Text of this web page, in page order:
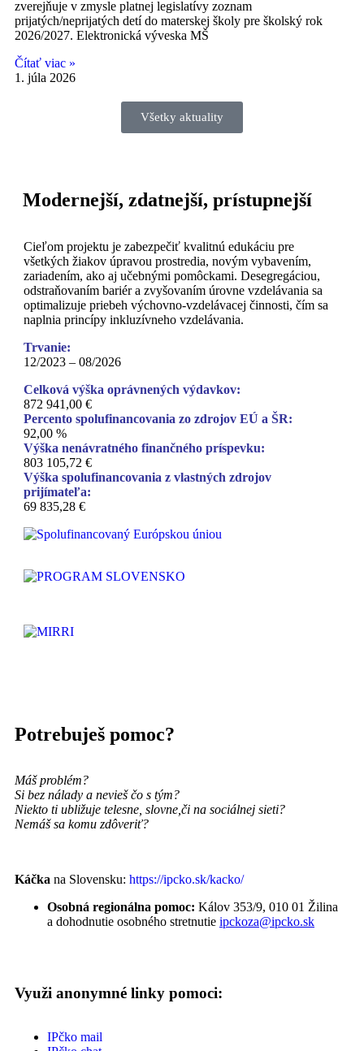
zverejňuje v zmysle platnej legislatívy zoznam
prijatých/neprijatých detí do materskej školy pre školský rok
2026/2027. Elektronická výveska MŠ
Čítať viac »
1. júla 2026
Všetky aktuality
Modernejší, zdatnejší, prístupnejší
Cieľom projektu je zabezpečiť kvalitnú edukáciu pre
všetkých žiakov úpravou prostredia, novým vybavením,
zariadením, ako aj učebnými pomôckami. Desegregáciou,
odstraňovaním bariér a zvyšovaním úrovne vzdelávania sa
optimalizuje priebeh výchovno-vzdelávacej činnosti, čím sa
naplnia princípy inkluzívneho vzdelávania.
Trvanie:
12/2023 – 08/2026
Celková výška oprávnených výdavkov:
872 941,00 €
Percento spolufinancovania zo zdrojov EÚ a ŠR:
92,00 %
Výška nenávratného finančného príspevku:
803 105,72 €
Výška spolufinancovania z vlastných zdrojov
prijímateľa:
69 835,28 €
Potrebuješ pomoc?
Máš problém?
Si bez nálady a nevieš čo s tým?
Niekto ti ubližuje telesne, slovne, či na sociálnej sieti?
Nemáš sa komu zdôveriť?
Káčka na Slovensku: https://ipcko.sk/kacko/
Osobná regionálna pomoc: Kálov 353/9, 010 01 Žilina
a dohodnutie osobného stretnutie ipckoza@ipcko.sk
Využi anonymné linky pomoci:
IPčko mail